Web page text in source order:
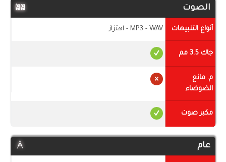
الصوت
أنواع التنبيهات MP3 - WAV - اهتزاز
جاك 3.5 مم
م. مانع
الضوضاء
مكبر صوت
عام